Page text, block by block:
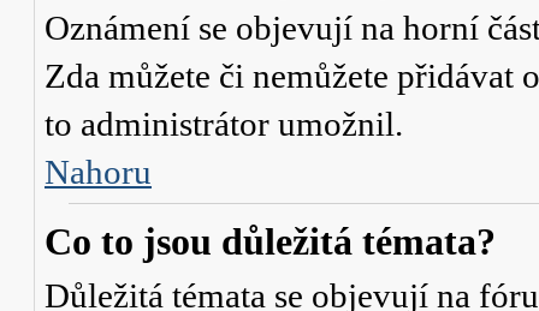
Oznámení se objevují na horní
Zda můžete či nemůžete přidávat
to administrátor umožnil.
Nahoru
Co to jsou důležitá témata?
Důležitá témata se objevují na